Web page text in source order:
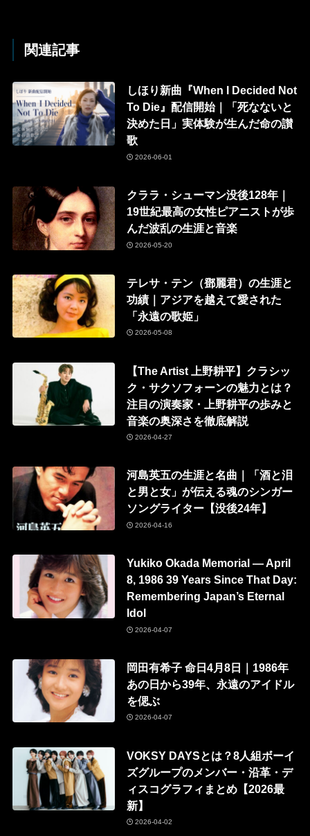
関連記事
しほり新曲『When I Decided Not
To Die』配信開始｜「死なないと
決めた日」実体験が生んだ命の讃
歌
2026-06-01
クララ・シューマン没後128年｜
19世紀最高の女性ピアニストが歩
んだ波乱の生涯と音楽
2026-05-20
テレサ・テン（鄧麗君）の生涯と
功績｜アジアを越えて愛された
「永遠の歌姫」
2026-05-08
【The Artist 上野耕平】クラシッ
ク・サクソフォーンの魅力とは？
注目の演奏家・上野耕平の歩みと
音楽の奥深さを徹底解説
2026-04-27
河島英五の生涯と名曲｜「酒と泪
と男と女」が伝える魂のシンガー
ソングライター【没後24年】
2026-04-16
Yukiko Okada Memorial — April
8, 1986 39 Years Since That Day:
Remembering Japan’s Eternal
Idol
2026-04-07
岡田有希子 命日4月8日｜1986年
あの日から39年、永遠のアイドル
を偲ぶ
2026-04-07
VOKSY DAYSとは？8人組ボーイ
ズグループのメンバー・沿革・デ
ィスコグラフィまとめ【2026最
新】
2026-04-02